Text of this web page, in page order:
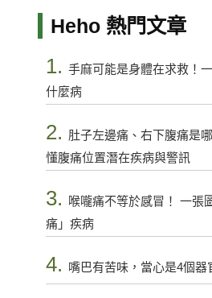
Heho 熱門文章
1. 手麻可能是身體在求救！
什麼病
2. 肚子左邊痛、右下腹痛是
懂腹痛位置潛在疾病與警訊
3.
喉嚨痛不等於感冒！ 一張
痛」疾病
4. 嘴巴有苦味，當心是4個器